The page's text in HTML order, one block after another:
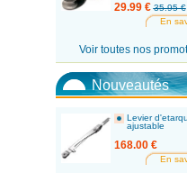
29.99 €35.95 €
En
Voir toutes nos
Nouveautés
Levier
ajustable
168.00 €
En